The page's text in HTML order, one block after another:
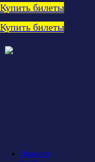
Купить билеты
Купить билеты
Новости